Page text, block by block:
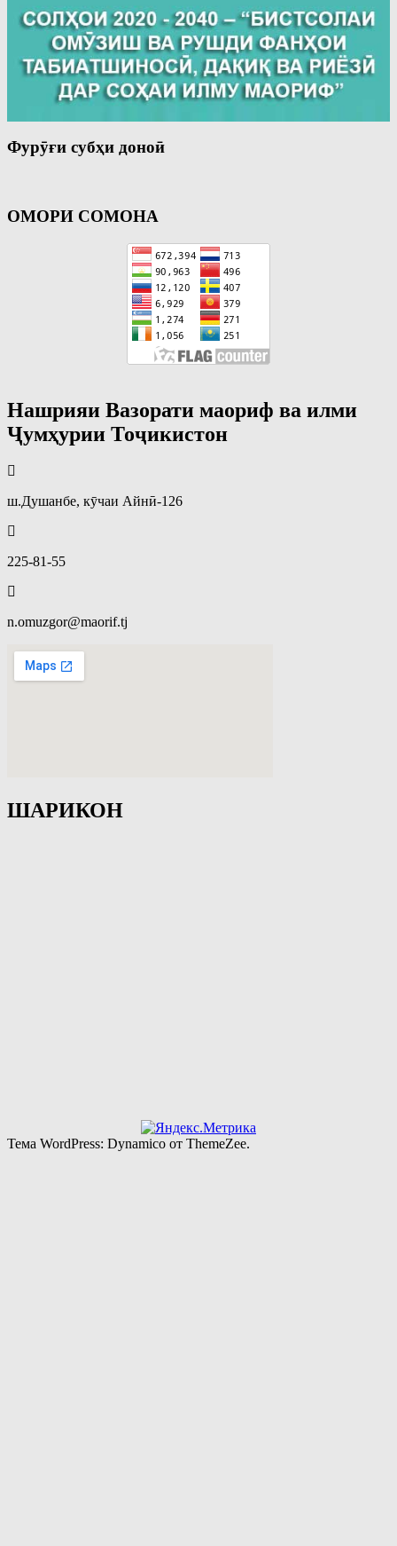
Фурӯғи субҳи доноӣ
ОМОРИ СОМОНА
Нашрияи Вазорати маориф ва илми
Ҷумҳурии Тоҷикистон
ш.Душанбе, кӯчаи Айнӣ-126
225-81-55
n.omuzgor@maorif.tj
ШАРИКОН
Тема WordPress: Dynamico от ThemeZee.